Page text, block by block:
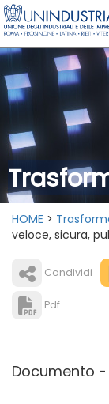
HOME >
veloce, sicura,
Condividi
Pdf
Documento